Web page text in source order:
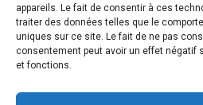
appareils. Le fait de consentir à ces
traiter des données telles que le
uniques sur ce site. Le fait de ne pas
consentement peut avoir un effet négatif
et fonctions.
Saint Martin Trucks Services
Zl le Bois de Leuze
23 Avenue Marie Curie
13310 Saint Martin de Crau
Tél : 04 90 18 92 70